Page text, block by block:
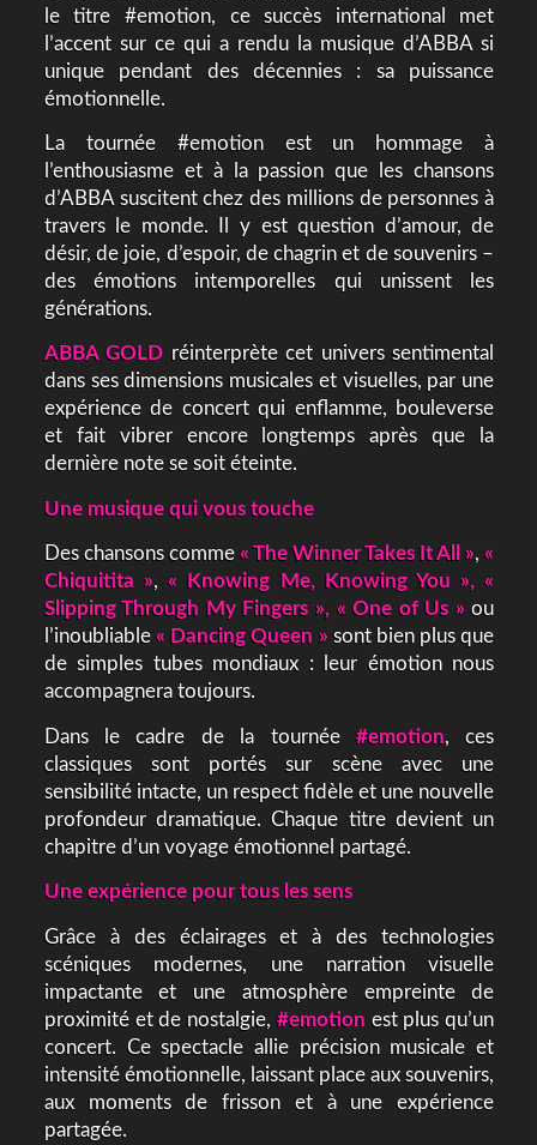
le titre #emotion, ce succès international met
l’accent sur ce qui a rendu la musique d’ABBA si
unique pendant des décennies : sa puissance
émotionnelle.
La tournée #emotion est un hommage à
l’enthousiasme et à la passion que les chansons
d’ABBA suscitent chez des millions de personnes à
travers le monde. Il y est question d’amour, de
désir, de joie, d’espoir, de chagrin et de souvenirs –
des émotions intemporelles qui unissent les
générations.
ABBA GOLD réinterprète cet univers sentimental
dans ses dimensions musicales et visuelles, par une
expérience de concert qui enflamme, bouleverse
et fait vibrer encore longtemps après que la
dernière note se soit éteinte.
Une musique qui vous touche
Des chansons comme « The Winner Takes It All »,«
Chiquitita »,« Knowing Me, Knowing You », «
Slipping Through My Fingers », « One of Us » ou
l’inoubliable « Dancing Queen » sont bien plus que
de simples tubes mondiaux : leur émotion nous
accompagnera toujours.
Dans le cadre de la tournée #emotion, ces
classiques sont portés sur scène avec une
sensibilité intacte, un respect fidèle et une nouvelle
profondeur dramatique. Chaque titre devient un
chapitre d’un voyage émotionnel partagé.
Une expérience pour tous les sens
Grâce à des éclairages et à des technologies
scéniques modernes, une narration visuelle
impactante et une atmosphère empreinte de
proximité et de nostalgie, #emotion est plus qu’un
concert. Ce spectacle allie précision musicale et
intensité émotionnelle, laissant place aux souvenirs,
aux moments de frisson et à une expérience
partagée.